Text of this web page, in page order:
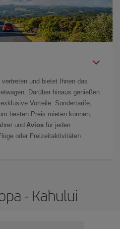
vertreten und bietet Ihnen das
Darüber hinaus genießen
exklusive Vorteile: Sondertarife,
besten Preis mieten können,
und Avios für jeden
oder Freizeitaktivitäten
- Kahului